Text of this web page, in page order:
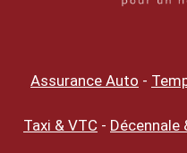
Assurance Auto -
Taxi & VTC - Décennale